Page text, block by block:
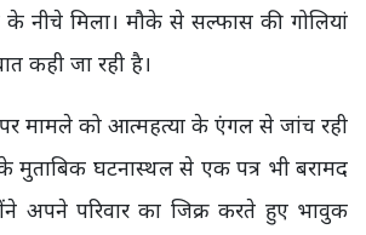
नीचे मिला। मौके से सल्फास की गोलियां
कही जा रही है।
पर मामले को आत्महत्या के एंगल से जांच रही
के मुताबिक घटनास्थल से एक पत्र भी बरामद
अपने परिवार का जिक्र करते हुए भावुक